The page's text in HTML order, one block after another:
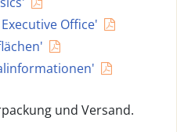
Office'
und Versand.